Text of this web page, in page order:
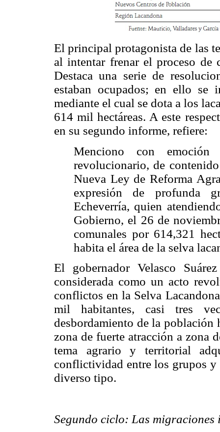
El principal protagonista de las
al intentar frenar el proceso de
Destaca una serie de
estaban ocupados; en ello se
mediante el cual se dota a los
614 mil hectáreas. A este
en su segundo informe, refiere:
Menciono con
revolucionario, de
Nueva Ley de Reforma
expresión de profunda
Echeverría, quien
Gobierno, el 26 de
comunales por 614,321
habita el área de la selva
El gobernador Velasco
considerada como un acto
conflictos en la Selva
mil habitantes, casi tres
desbordamiento de la población
zona de fuerte atracción a zona
tema agrario y territorial
conflictividad entre los grupos y
diverso tipo.
Segundo ciclo: Las migraciones